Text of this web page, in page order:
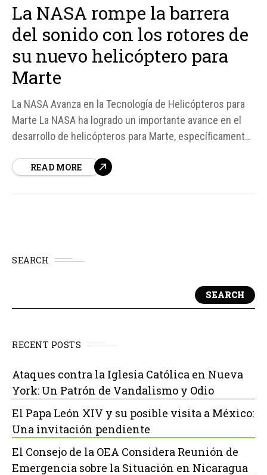
La NASA rompe la barrera
del sonido con los rotores de
su nuevo helicóptero para
Marte
La NASA Avanza en la Tecnología de Helicópteros para
Marte La NASA ha logrado un importante avance en el
desarrollo de helicópteros para Marte, específicamente
del sonido en la atmósfera marciana. Según fuentes de
READ MORE
SEARCH
SEARCH
RECENT POSTS
Ataques contra la Iglesia Católica en Nueva
York: Un Patrón de Vandalismo y Odio
El Papa León XIV y su posible visita a México:
Una invitación pendiente
El Consejo de la OEA Considera Reunión de
Emergencia sobre la Situación en Nicaragua